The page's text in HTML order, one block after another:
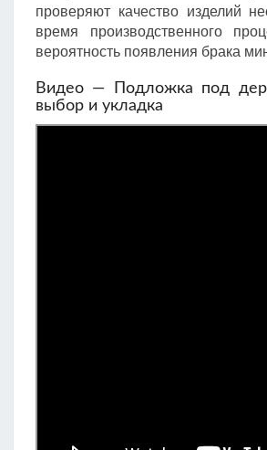
проверяют качество изделий
время производственного
вероятность появления брака
Видео — Подложка под
выбор и укладка